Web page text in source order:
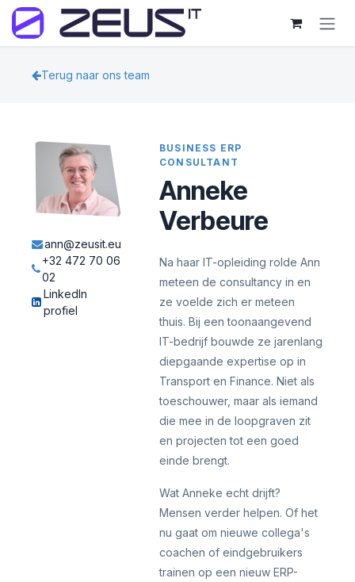
Overslaan naar inhoud
Terug naar ons team
ann@zeusit.eu
+32 472 70 06
02
LinkedIn
profiel
BUSINESS ERP
CONSULTANT
Anneke
Verbeure
Na haar IT-opleiding rolde Ann
meteen de consultancy in en
ze voelde zich er meteen
thuis. Bij een toonaangevend
IT-bedrijf bouwde ze jarenlang
diepgaande expertise op in
Transport en Finance. Niet als
toeschouwer, maar als iemand
die mee in de loopgraven zit
en projecten tot een goed
einde brengt.
Wat Anneke echt drijft?
Mensen verder helpen. Of het
nu gaat om nieuwe collega's
coachen of eindgebruikers
trainen op een nieuw ERP-